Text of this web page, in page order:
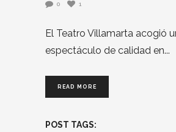
0 1
El Teatro Villamarta acogió
espectáculo de calidad en
READ MORE
POST TAGS: